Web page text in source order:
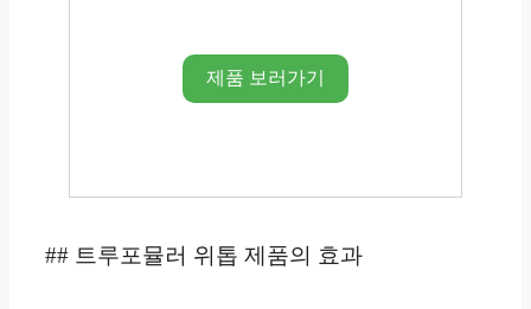
제품 보러가기
## 트루포뮬러 위톱 제품의 효과